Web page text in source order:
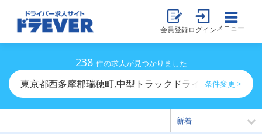
会員登録ログイン メニュー
238 件の求人が見つかりました
東京都西多摩郡瑞穂町,中型トラックドライバーのドライ
条件変更 >